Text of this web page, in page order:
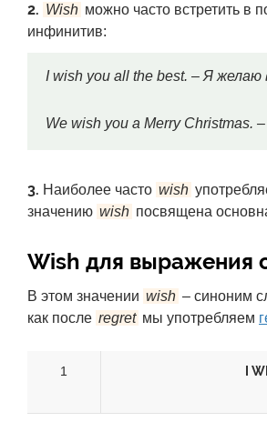
2. Wish можно часто встретить в
инфинитив:
I wish you all the best. – Я желаю
We wish you a Merry
3. Наиболее часто wish
значению wish посвящена
Wish для выражения
В этом значении wish – синоним
как после regret мы употребляем
1 I